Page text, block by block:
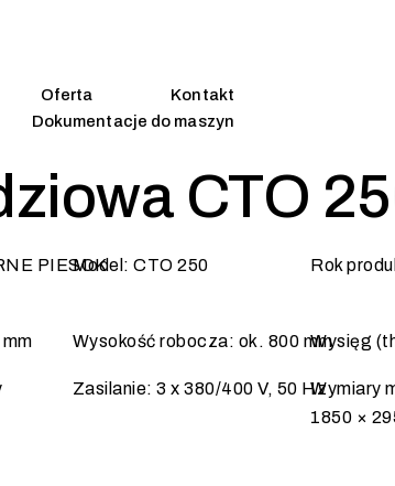
Oferta
Kontakt
Dokumentacje do maszyn
CTO
PIESOKModel: CTO 250 Rok
Wysokość robocza: ok. 800 mmWysięg
Zasilanie: 3 x 380/400 V, 50 HzWymiary
1850 ×